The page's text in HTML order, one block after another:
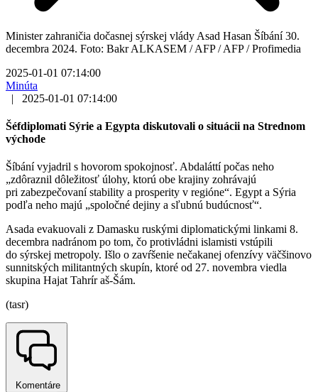
Minister zahraničia dočasnej sýrskej vlády Asad Hasan Šíbání 30.
decembra 2024. Foto: Bakr ALKASEM / AFP / AFP / Profimedia
2025-01-01 07:14:00
Minúta
|
2025-01-01 07:14:00
Šéfdiplomati Sýrie a Egypta diskutovali o situácii na Strednom
východe
Šíbání vyjadril s hovorom spokojnosť. Abdaláttí počas neho
„zdôraznil dôležitosť úlohy, ktorú obe krajiny zohrávajú
pri zabezpečovaní stability a prosperity v regióne“. Egypt a Sýria
podľa neho majú „spoločné dejiny a sľubnú budúcnosť“.
Asada evakuovali z Damasku ruskými diplomatickými linkami 8.
decembra nadránom po tom, čo protivládni islamisti vstúpili
do sýrskej metropoly. Išlo o zavŕšenie nečakanej ofenzívy väčšinovo
sunnitských militantných skupín, ktoré od 27. novembra viedla
skupina Hajat Tahrír aš-Šám.
(tasr)
Komentáre